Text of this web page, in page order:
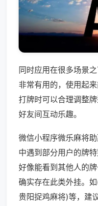
同时应用在很多场景
非常有用的，使用起
打牌时可以合理调整
好友间互动乐趣。
微信小程序微乐麻将
中遇到部分用户的牌
好像能看到其他人的
确实存在此类外挂。
贵阳捉鸡麻将)等，建